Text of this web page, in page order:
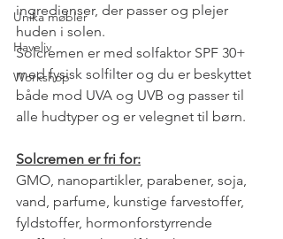
Unika møbler
Haveliv
Workshop
ingredienser, der passer og plejer
huden i solen.
Solcremen er med solfaktor SPF 30+
med fysisk solfilter og du er beskyttet
både mod UVA og UVB og passer til
alle hudtyper og er velegnet til børn.
Solcremen er fri for:
GMO, nanopartikler, parabener, soja,
vand, parfume, kunstige farvestoffer,
fyldstoffer, hormonforstyrrende